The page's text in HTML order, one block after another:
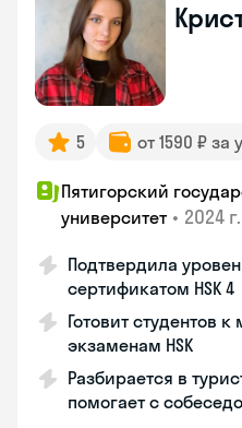
5 от 1590 ₽ за
Пятигорский
университет • 2024 г.
Подтвердила
сертификатом HSK 4
Готовит студентов
экзаменам HSK
Разбирается в
помогает с